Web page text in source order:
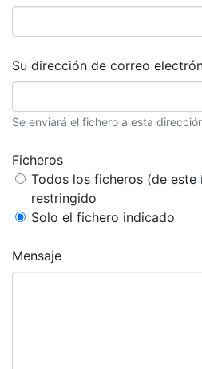
Su dirección de correo
Se enviará el fichero a esta
Ficheros
Todos los ficheros (de este
restringido
Solo el fichero indicado
Mensaje